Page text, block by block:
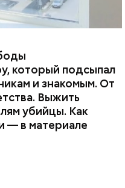
который подсыпал
и знакомым. От
Выжить
убийцы. Как
— в материале
двум статьям: